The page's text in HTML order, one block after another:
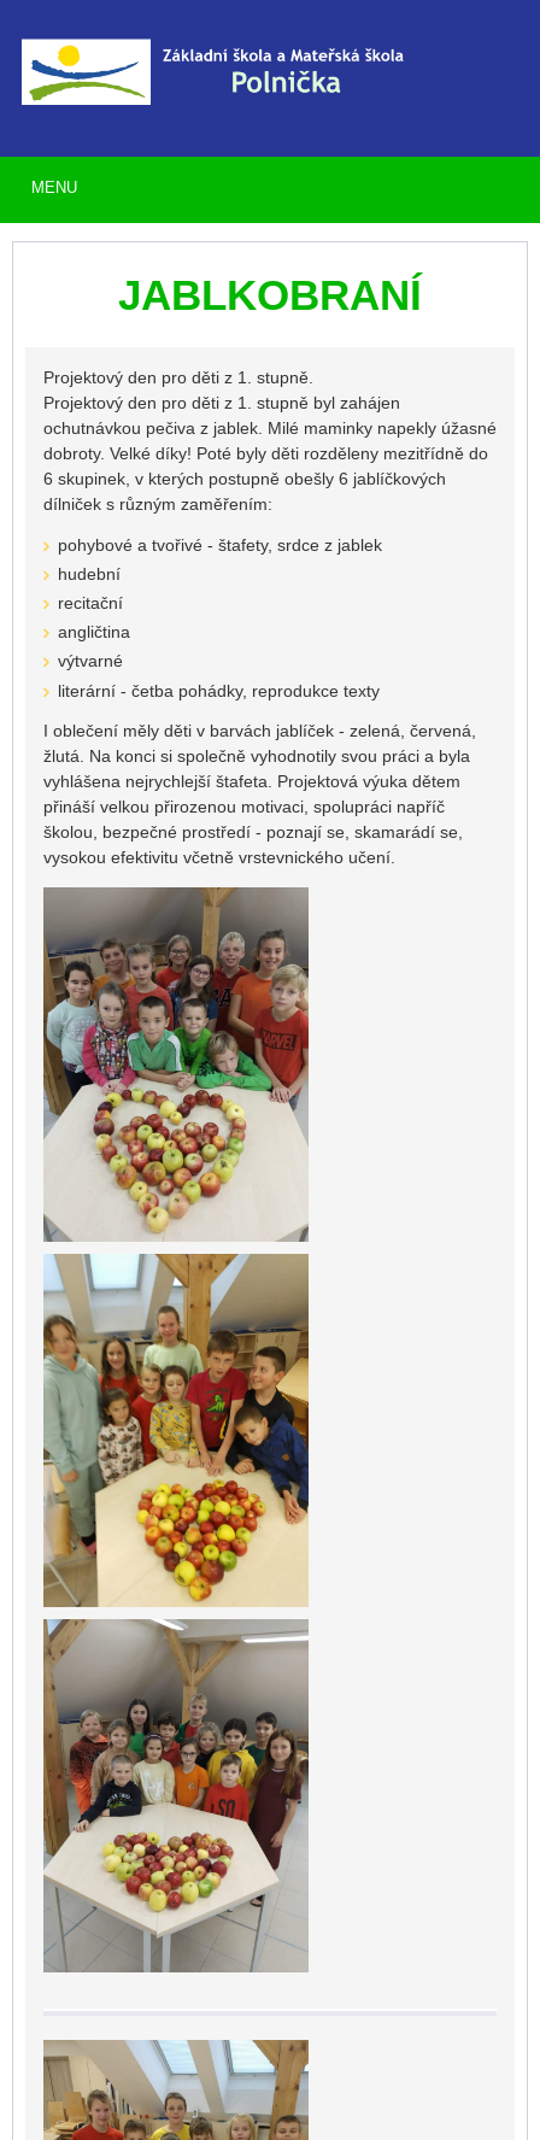
JABLKOBRANÍ
Projektový den pro děti z 1. stupně.
Projektový den pro děti z 1. stupně byl zahájen
ochutnávkou pečiva z jablek. Milé maminky napekly úžasné
dobroty. Velké díky! Poté byly děti rozděleny mezitřídně do
6 skupinek, v kterých postupně obešly 6 jablíčkových
dílniček s různým zaměřením:
pohybové a tvořivé - štafety, srdce z jablek
hudební
recitační
angličtina
výtvarné
literární - četba pohádky, reprodukce texty
I oblečení měly děti v barvách jablíček - zelená, červená,
žlutá. Na konci si společně vyhodnotily svou práci a byla
vyhlášena nejrychlejší štafeta. Projektová výuka dětem
přináší velkou přirozenou motivaci, spolupráci napříč
školou, bezpečné prostředí - poznají se, skamarádí se,
vysokou efektivitu včetně vrstevnického učení.
MENU